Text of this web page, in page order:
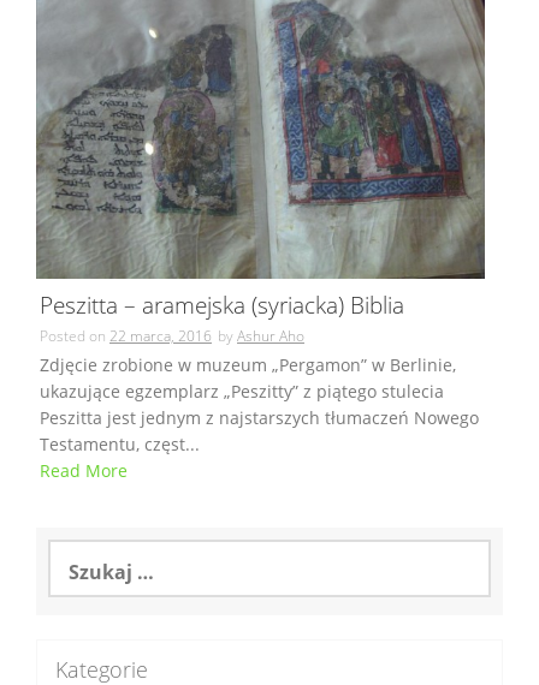
Peszitta – aramejska (syriacka) Biblia
Posted on 22 marca, 2016 byAshur Aho
Zdjęcie zrobione w muzeum „Pergamon” w Berlinie,
ukazujące egzemplarz „Peszitty” z piątego stulecia
Peszitta jest jednym z najstarszych tłumaczeń Nowego
Testamentu, częst...
Read More
Szukaj:
Kategorie